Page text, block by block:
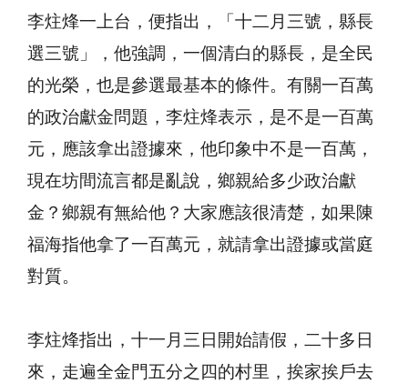
李炷烽一上台，便指出，「十二月三號，縣長
選三號」，他強調，一個清白的縣長，是全民
的光榮，也是參選最基本的條件。有關一百萬
的政治獻金問題，李炷烽表示，是不是一百萬
元，應該拿出證據來，他印象中不是一百萬，
現在坊間流言都是亂說，鄉親給多少政治獻
金？鄉親有無給他？大家應該很清楚，如果陳
福海指他拿了一百萬元，就請拿出證據或當庭
對質。
李炷烽指出，十一月三日開始請假，二十多日
來，走遍全金門五分之四的村里，挨家挨戶去